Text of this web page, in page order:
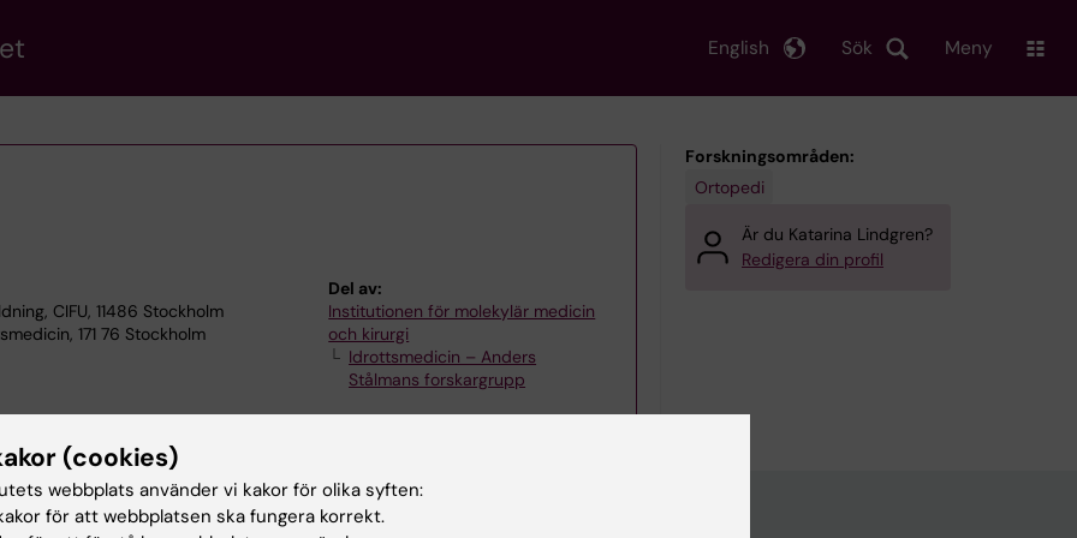
Sök
English Meny
CIFU, 11486 Stockholm
171 76 Stockholm
Del av:
Institutionen för molekylär medicin
och kirurgi
Idrottsmedicin – Anders
Stålmans forskargrupp
Forskningsområden:
Ortopedi
Är du Katarina Lindgren?
Redigera din profil
(cookies)
webbplats använder vi kakor för olika syften:
för att webbplatsen ska fungera korrekt.